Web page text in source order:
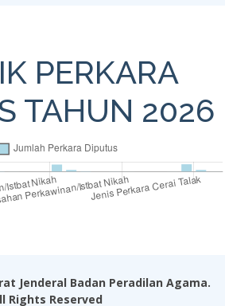
PERKARA
TAHUN 2026
Jenderal Badan Peradilan Agama.
Rights Reserved